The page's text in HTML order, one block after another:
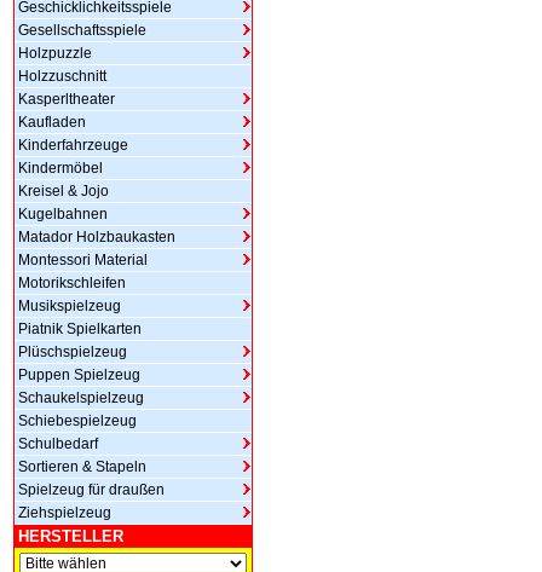
Geschicklichkeitsspiele
Gesellschaftsspiele
Holzpuzzle
Holzzuschnitt
Kasperltheater
Kaufladen
Kinderfahrzeuge
Kindermöbel
Kreisel & Jojo
Kugelbahnen
Matador Holzbaukasten
Montessori Material
Motorikschleifen
Musikspielzeug
Piatnik Spielkarten
Plüschspielzeug
Puppen Spielzeug
Schaukelspielzeug
Schiebespielzeug
Schulbedarf
Sortieren & Stapeln
Spielzeug für draußen
Ziehspielzeug
HERSTELLER